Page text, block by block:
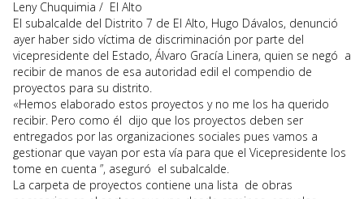
Leny Chuquimia / El Alto
El subalcalde del Distrito 7 de El Alto, Hugo Dávalos, denunció
ayer haber sido víctima de discriminación por parte del
vicepresidente del Estado, Álvaro Gracía Linera, quien se negó a
recibir de manos de esa autoridad edil el compendio de
proyectos para su distrito.
«Hemos elaborado estos proyectos y no me los ha querido
recibir. Pero como él dijo que los proyectos deben ser
entregados por las organizaciones sociales pues vamos a
gestionar que vayan por esta vía para que el Vicepresidente los
tome en cuenta ”, aseguró el subalcalde.
La carpeta de proyectos contiene una lista de obras